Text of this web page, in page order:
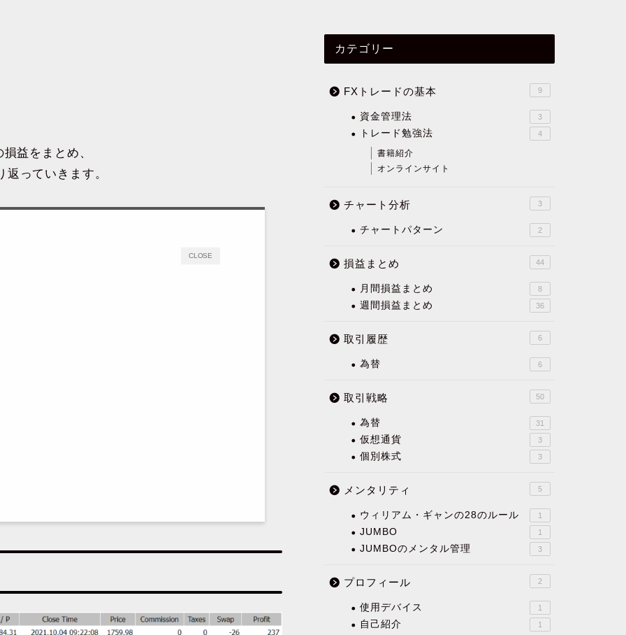
益をまとめ、
っていきます。
CLOSE
カテゴリー
FXトレードの基本 9
資金管理法 3
トレード勉強法 4
書籍紹介
オンラインサイト
チャート分析 3
チャートパターン 2
損益まとめ 44
月間損益まとめ 8
週間損益まとめ 36
取引履歴 6
為替 6
取引戦略 50
為替 31
仮想通貨 3
個別株式 3
メンタリティ 5
ウィリアム・ギャンの28のルール 1
JUMBO 1
JUMBOのメンタル管理 3
プロフィール 2
使用デバイス 1
自己紹介 1